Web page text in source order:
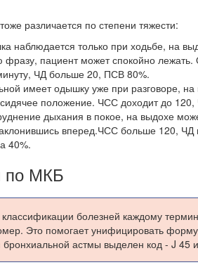
различается по степени тяжести:
наблюдается только при ходьбе, на
фразу, пациент может спокойно
ЧД больше 20, ПСВ 80%.
имеет одышку уже при разговоре, на
сидячее положение. ЧСС доходит до
дыхания в покое, на выдохе
вперед.ЧСС больше 120,
40%.
по МКБ
болезней каждому
Это помогает унифицировать
бронхиальной астмы выделен код - J 45